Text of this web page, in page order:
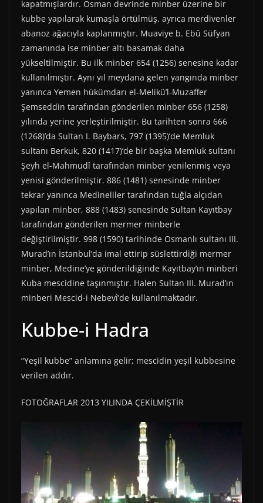
kapatmışlardır. Osman devrinde minber üzerine bir
kubbe yapılarak kumaşla örtülmüş, ayrıca merdivenler
abanoz ağacıyla kaplanmıştır. Muaviye b. Ebû Süfyan
zamanında ise minber altı basamak daha
yükseltilmiştir. Bu ilk minber 654 (1256) senesine kadar
kullanılmıştır. Aynı yıl meydana gelen yangında minber
yanınca Yemen hükümdarı el-Melikü’l-Muzaffer
Şemseddin tarafından gönderilen minber 656 (1258)
yılında yerine yerleştirilmiştir. Bu tarihten sonra 666
(1268)’da Sultan I. Baybars, 797 (1395)’de Memluk
sultanı Berkuk, 820 (1417)’de bir başka Memluk sultanı
Şeyh el-Mahmudî tarafından minber yenilenmiş veya
yenisi gönderilmiştir. 886 (1481) senesinde minber
tekrar yanınca Medineliler tarafından tuğla alçıdan
yapılan minber, 888 (1483) senesinde Sultan Kayıtbay
tarafından gönderilen mermer minberle
değiştirilmiştir. 998 (1590) tarihinde Osmanlı sultanı III.
Murad’ın İstanbul’da imal ettirip süslettirdiği mermer
minber, Medine’ye gönderildiğinde Kayıtbay’ın minberi
Kuba mescidine taşınmıştır. Halen Sultan III. Murad’ın
minberi Mescid-i Nebevî’de kullanılmaktadır.
Kubbe-i Hadra
“Yeşil kubbe” anlamına gelir; mescidin yeşil kubbesine
verilen addır.
FOTOĞRAFLAR 2013 YILINDA ÇEKİLMİŞTİR